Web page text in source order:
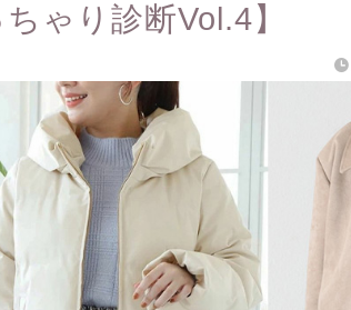
ゃり診断Vol.4】